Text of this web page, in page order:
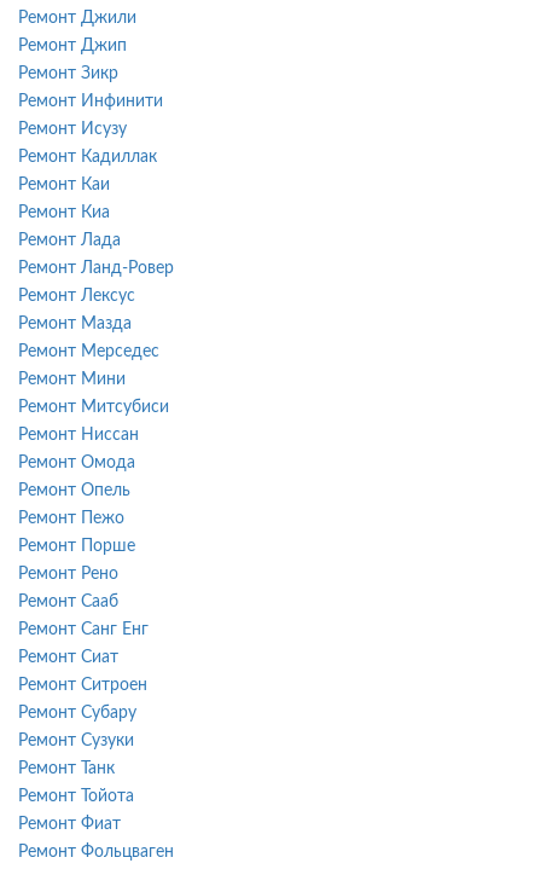
Ремонт Джили
Ремонт Джип
Ремонт Зикр
Ремонт Инфинити
Ремонт Исузу
Ремонт Кадиллак
Ремонт Каи
Ремонт Киа
Ремонт Лада
Ремонт Ланд-Ровер
Ремонт Лексус
Ремонт Мазда
Ремонт Мерседес
Ремонт Мини
Ремонт Митсубиси
Ремонт Ниссан
Ремонт Омода
Ремонт Опель
Ремонт Пежо
Ремонт Порше
Ремонт Рено
Ремонт Сааб
Ремонт Санг Енг
Ремонт Сиат
Ремонт Ситроен
Ремонт Субару
Ремонт Сузуки
Ремонт Танк
Ремонт Тойота
Ремонт Фиат
Ремонт Фольцваген